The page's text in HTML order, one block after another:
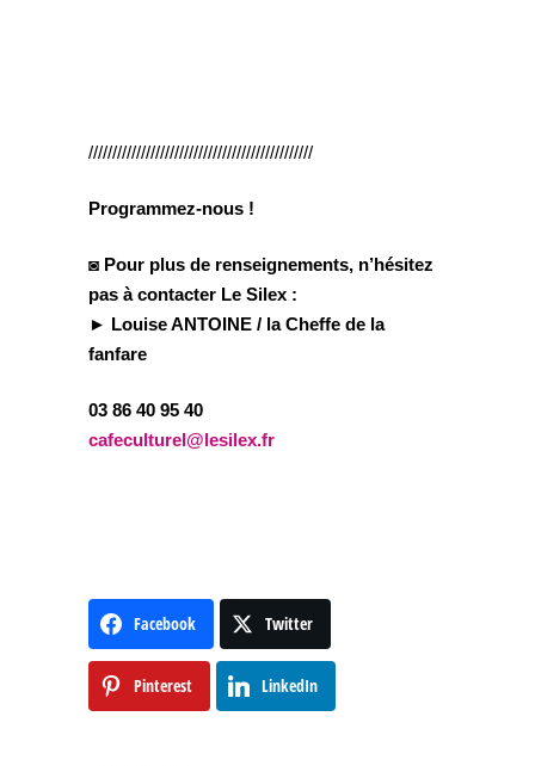
///////////////////////////////////////////////
Programmez-nous !
◙ Pour plus de renseignements, n’hésitez
pas à contacter Le Silex :
► Louise ANTOINE / la Cheffe de la
fanfare
03 86 40 95 40
cafeculturel@lesilex.fr
Facebook Twitter
Pinterest LinkedIn